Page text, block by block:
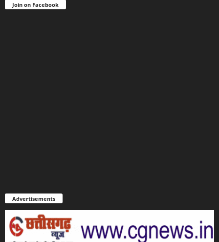
Join on Facebook
Advertisements